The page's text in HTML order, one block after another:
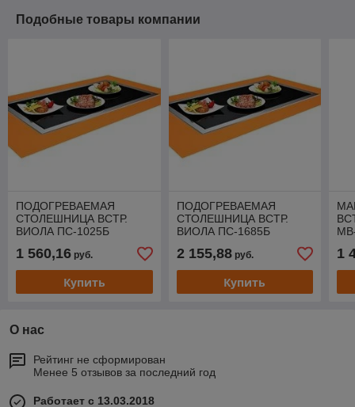
Подобные товары компании
ПОДОГРЕВАЕМАЯ
СТОЛЕШНИЦА ВСТР.
ВИОЛА ПС-1025Б
1 560,16 руб.
Купить
ПОДОГРЕВАЕМАЯ
СТОЛЕШНИЦА ВСТР.
ВИОЛА ПС-1685Б
2 155,88руб.
Купить
1
О нас
Рейтинг не сформирован
Менее 5 отзывов за последний год
Работает с 13.03.2018